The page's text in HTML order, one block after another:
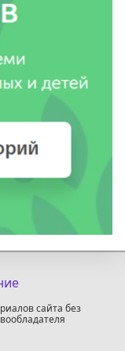
сайта без